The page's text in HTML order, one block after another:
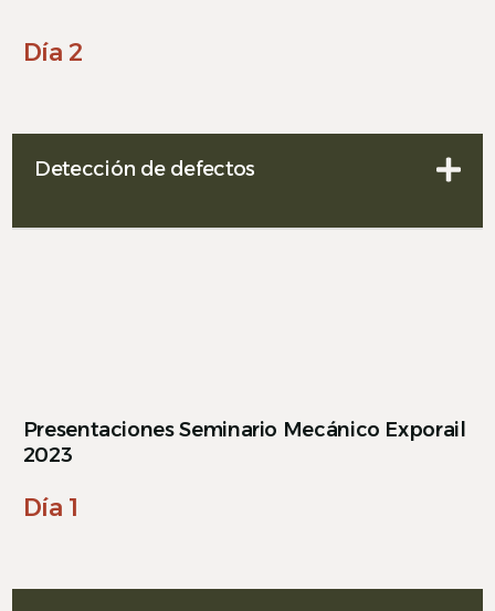
Día 2
Detección de defectos
Presentaciones Seminario Mecánico Exporail
2023
Día 1